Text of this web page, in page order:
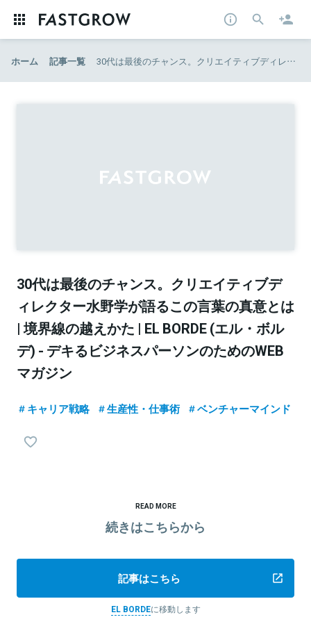
ホーム 記事一覧 30代は最後のチャンス。クリエイティブディレクター水野学が語るこの言葉の真意とは | 境界線の越えかた | EL BORDE (エル・ボルデ) - デキるビジネスパーソンのためのWEBマガジン
30代は最後のチャンス。クリエイティブデ
ィレクター水野学が語るこの言葉の真意とは
| 境界線の越えかた | EL BORDE (エル・ボル
デ) - デキるビジネスパーソンのためのWEB
マガジン
キャリア戦略 生産性・仕事術 ベンチャーマインド
READ MORE
続きはこちらから
記事はこちら
EL BORDEに移動します